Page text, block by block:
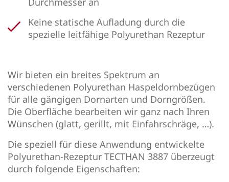
Keine statische Aufladung durch die
spezielle leitfähige Polyurethan Rezeptur
Wir bieten ein breites Spektrum an
verschiedenen Polyurethan Haspeldornbezügen
für alle gängigen Dornarten und Dorngrößen.
Die Oberfläche bearbeiten wir ganz nach Ihren
Wünschen (glatt, gerillt, mit Einfahrschräge, …).
Die speziell für diese Anwendung entwickelte
Polyurethan-Rezeptur TECTHAN 3887 überzeugt
durch folgende Eigenschaften: